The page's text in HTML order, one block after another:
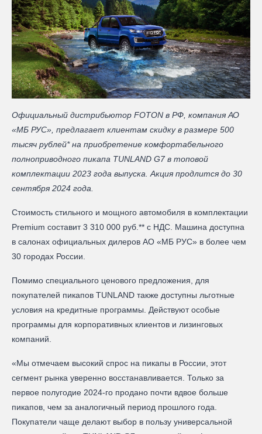
Официальный дистрибьютор FOTON в РФ, компания АО
«МБ РУС», предлагает клиентам скидку в размере 500
тысяч рублей* на приобретение комфортабельного
полноприводного пикапа TUNLAND G7 в топовой
комплектации 2023 года выпуска. Акция продлится до 30
сентября 2024 года.
Стоимость стильного и мощного автомобиля в комплектации
Premium составит 3 310 000 руб.** с НДС. Машина доступна
в салонах официальных дилеров АО «МБ РУС» в более чем
30 городах России.
Помимо специального ценового предложения, для
покупателей пикапов TUNLAND также доступны льготные
условия на кредитные программы. Действуют особые
программы для корпоративных клиентов и лизинговых
компаний.
«Мы отмечаем высокий спрос на пикапы в России, этот
сегмент рынка уверенно восстанавливается. Только за
первое полугодие 2024-го продано почти вдвое больше
пикапов, чем за аналогичный период прошлого года.
Покупатели чаще делают выбор в пользу универсальной